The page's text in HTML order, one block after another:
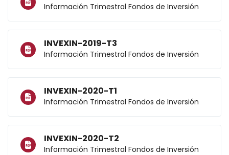
Información Trimestral Fondos de Inversión
INVEXIN-2019-T3
Información Trimestral Fondos de Inversión
INVEXIN-2020-T1
Información Trimestral Fondos de Inversión
INVEXIN-2020-T2
Información Trimestral Fondos de Inversión